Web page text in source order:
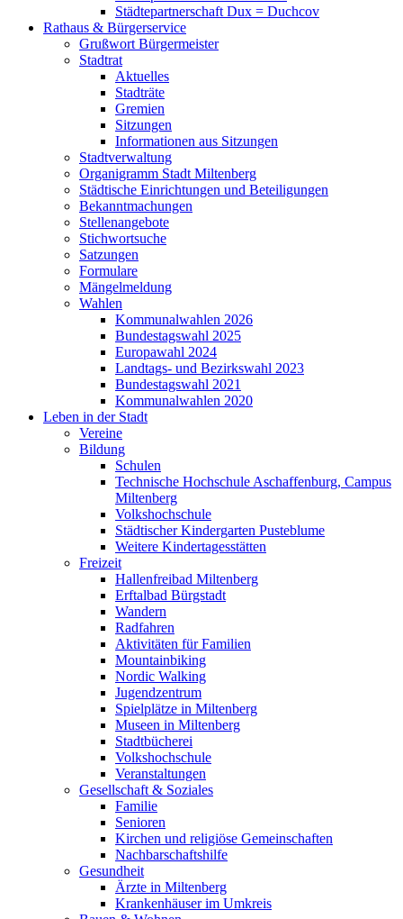
Städtepartnerschaft Dux = Duchcov
Rathaus & Bürgerservice
Grußwort Bürgermeister
Stadtrat
Aktuelles
Stadträte
Gremien
Sitzungen
Informationen aus Sitzungen
Stadtverwaltung
Organigramm Stadt Miltenberg
Städtische Einrichtungen und Beteiligungen
Bekanntmachungen
Stellenangebote
Stichwortsuche
Satzungen
Formulare
Mängelmeldung
Wahlen
Kommunalwahlen 2026
Bundestagswahl 2025
Europawahl 2024
Landtags- und Bezirkswahl 2023
Bundestagswahl 2021
Kommunalwahlen 2020
Leben in der Stadt
Vereine
Bildung
Schulen
Technische Hochschule Aschaffenburg, Campus
Miltenberg
Volkshochschule
Städtischer Kindergarten Pusteblume
Weitere Kindertagesstätten
Freizeit
Hallenfreibad Miltenberg
Erftalbad Bürgstadt
Wandern
Radfahren
Aktivitäten für Familien
Mountainbiking
Nordic Walking
Jugendzentrum
Spielplätze in Miltenberg
Museen in Miltenberg
Stadtbücherei
Volkshochschule
Veranstaltungen
Gesellschaft & Soziales
Familie
Senioren
Kirchen und religiöse Gemeinschaften
Nachbarschaftshilfe
Gesundheit
Ärzte in Miltenberg
Krankenhäuser im Umkreis